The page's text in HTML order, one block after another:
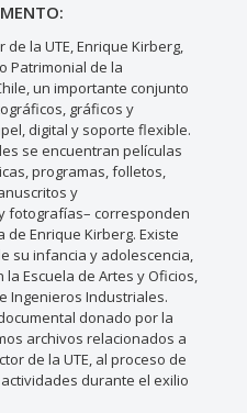
la UTE, Enrique Kirberg,
Patrimonial de la
un importante conjunto
gráficos y
digital y soporte flexible.
se encuentran películas
programas, folletos,
y
fotografías– corresponden
Enrique Kirberg. Existe
su infancia y adolescencia,
Escuela de Artes y Oficios,
Ingenieros Industriales.
donado por la
archivos relacionados a
de la UTE, al proceso de
durante el exilio